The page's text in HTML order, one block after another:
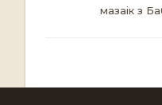
мазаік з